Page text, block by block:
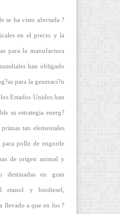
se ha visto afectada ?
en el precio y la
para la manufactura
han obligado
para la generaci?n
Estados Unidos han
su estrategia energ?
tan elementales
para pollo de engorde
de origen animal y
destinadas en gran
etanol y biodiesel,
llevado a que en los ?